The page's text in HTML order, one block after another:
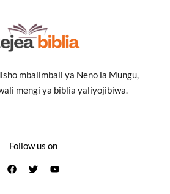
mbalimbali ya Neno la Mungu,
mengi ya biblia yaliyojibiwa.
Follow us on